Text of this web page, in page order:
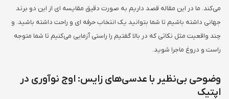
می‌کند. ما در این مقاله قصد داریم به صورت دقیق مقایسه ای از این دو برند
جهانی داشته باشیم تا شما بتوانید یک انتخاب حرفه ای و راحت داشته باشید. و
چند واقعیت مثل نکاتی که در بالا گفتیم را راستی آزمایی می‌کنیم تا شما متوجه
راست و دروغ ماجرا شوید.
وضوحی بی‌نظیر با عدسی‌های زایس: اوج نوآوری در
اپتیک